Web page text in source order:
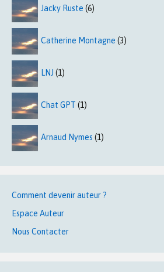
Jacky Ruste (6)
Catherine Montagne (3)
LNJ (1)
Chat GPT (1)
Arnaud Nymes (1)
Comment devenir auteur ?
Espace Auteur
Nous Contacter